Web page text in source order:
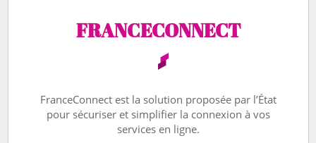
FRANCECONNECT
FranceConnect est la solution proposée par l’État
pour sécuriser et simplifier la connexion à vos
services en ligne.